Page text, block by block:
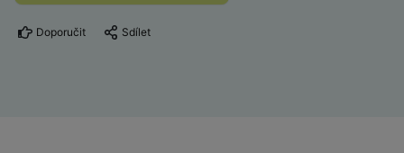
Doporučit Sdílet